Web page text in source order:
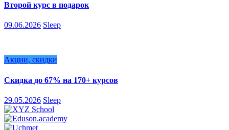
Второй курс в подарок
09.06.2026 Sleep
Акции, скидки
Скидка до 67% на 170+ курсов
29.05.2026 Sleep